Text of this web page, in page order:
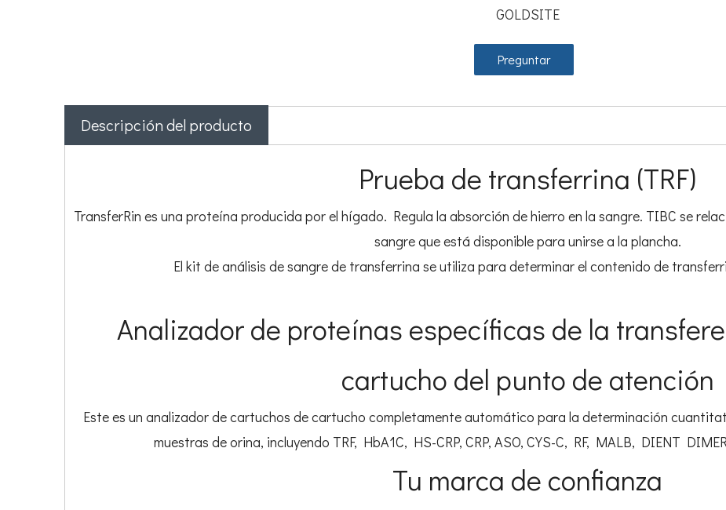
GOLDSITE
Preguntar
Descripción del producto
Prueba de transferrina (TRF)
TransferRin es una proteína producida por el hígado. Regula la absorción de hierro en la sangre. TIBC se
sangre que está disponible para unirse a la plancha.
El kit de análisis de sangre de transferrina se utiliza para determinar el contenido de
Analizador de proteínas específicas de la
cartucho del punto de atención
Este es un analizador de cartuchos de cartucho completamente automático para la determinación
muestras de orina, incluyendo TRF, HbA1C, HS-CRP, CRP, ASO, CYS-C, RF, MALB, DIENT
Tu marca de confianza